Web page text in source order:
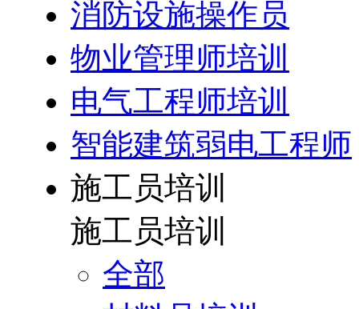
消防设施操作员
物业管理师培训
电气工程师培训
智能建筑弱电工程师
施工员培训
施工员培训
全部